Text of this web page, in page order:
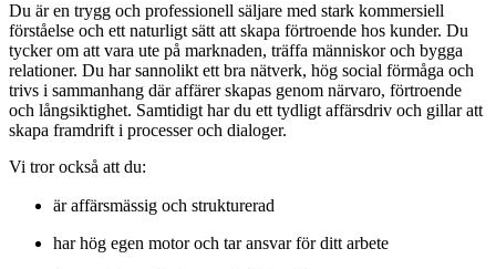
Du är en trygg och professionell säljare med stark kommersiell
förståelse och ett naturligt sätt att skapa förtroende hos kunder. Du
tycker om att vara ute på marknaden, träffa människor och bygga
relationer. Du har sannolikt ett bra nätverk, hög social förmåga och
trivs i sammanhang där affärer skapas genom närvaro, förtroende
och långsiktighet. Samtidigt har du ett tydligt affärsdriv och gillar att
skapa framdrift i processer och dialoger.
Vi tror också att du:
är affärsmässig och strukturerad
har hög egen motor och tar ansvar för ditt arbete